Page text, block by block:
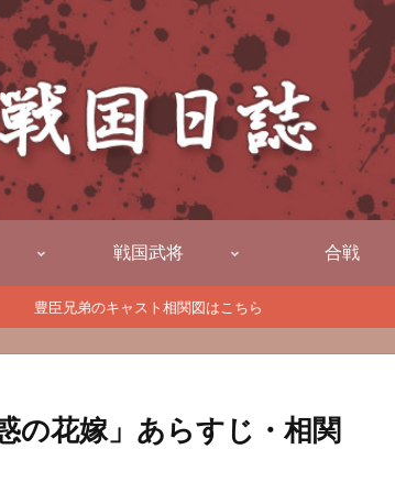
戦国武将 合戦
豊臣兄弟のキャスト相関図はこちら
の花嫁」あらすじ・相関